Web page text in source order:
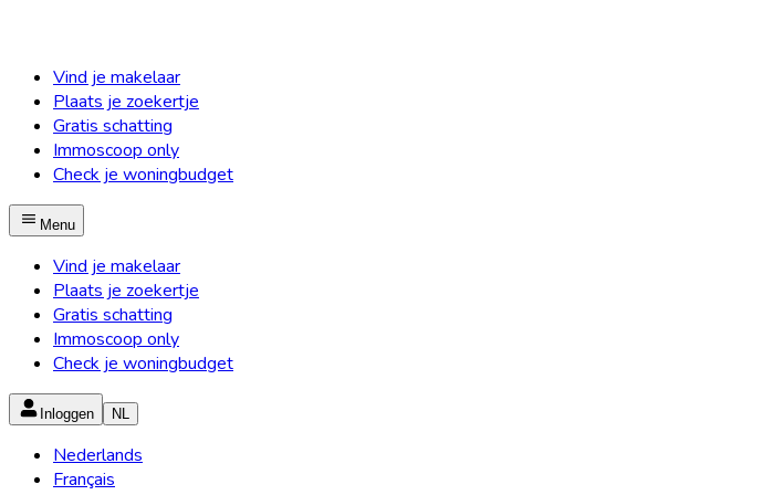
Vind je makelaar
Plaats je zoekertje
Gratis schatting
Immoscoop only
Check je woningbudget
Menu
Vind je makelaar
Plaats je zoekertje
Gratis schatting
Immoscoop only
Check je woningbudget
Inloggen NL
Nederlands
Français